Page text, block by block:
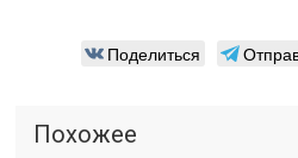
Поделиться
Похожее